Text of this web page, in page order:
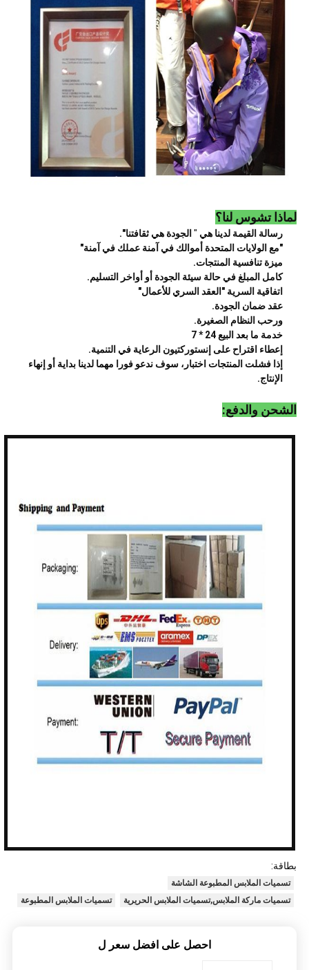
لماذا تشوس لنا؟
رسالة القيمة لدينا هي " الجودة هي ثقافتنا".
"مع الولايات المتحدة أموالك في آمنة عملك في آمنة"
ميزة تنافسية المنتجات.
كامل المبلغ في حالة سيئة الجودة أو أواخر التسليم.
اتفاقية السرية "العقد السري للأعمال"
عقد ضمان الجودة.
ورحب النظام الصغيرة.
خدمة ما بعد البيع 24 * 7
إعطاء اقتراح على إنستوركتيون الرعاية في التنمية.
إذا فشلت المنتجات اختبار، سوف ندعو فورا مهما لدينا بداية أو إنهاء
الإنتاج.
الشحن والدفع:
بطاقة:
تسميات الملابس المطبوعة الشاشة
تسميات ماركة الملابس,تسميات الملابس الحريرية
تسميات الملابس المطبوعة
احصل على افضل سعر ل